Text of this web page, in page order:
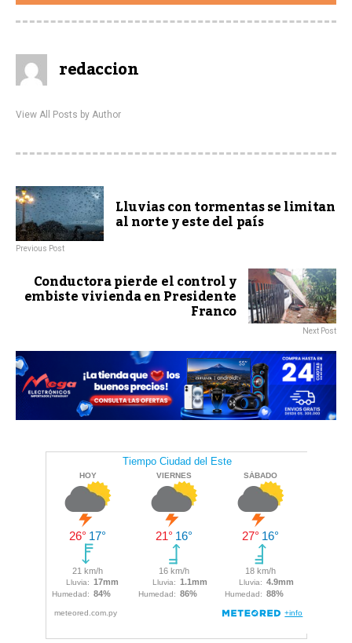
redaccion
View All Posts by Author
Lluvias con tormentas se limitan
al norte y este del país
Previous Post
Conductora pierde el control y
embiste vivienda en Presidente
Franco
Next Post